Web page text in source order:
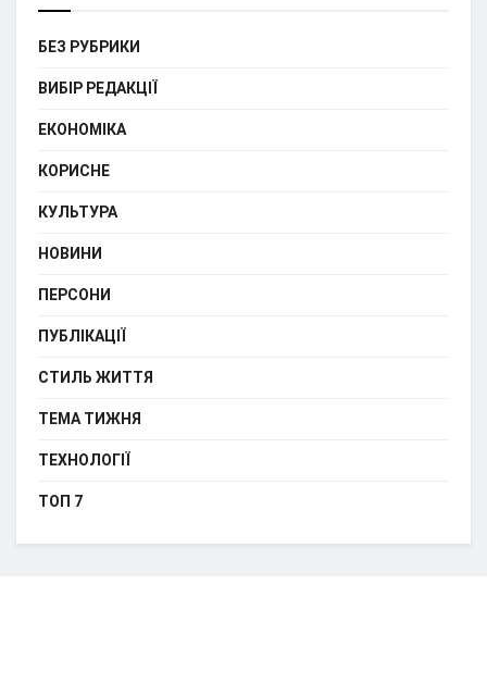
БЕЗ РУБРИКИ
ВИБІР РЕДАКЦІЇ
ЕКОНОМІКА
КОРИСНЕ
КУЛЬТУРА
НОВИНИ
ПЕРСОНИ
ПУБЛІКАЦІЇ
СТИЛЬ ЖИТТЯ
ТЕМА ТИЖНЯ
ТЕХНОЛОГІЇ
ТОП 7